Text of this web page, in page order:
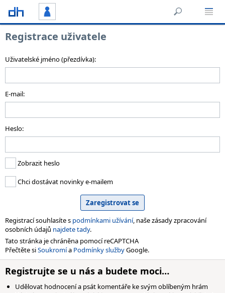
Registrace uživatele
Uživatelské jméno (přezdívka):
E-mail:
Heslo:
Zobrazit heslo
Chci dostávat novinky e-mailem
Registrací souhlasíte s podmínkami užívání, naše zásady zpracování
osobních údajů najdete tady.
Tato stránka je chráněna pomocí reCAPTCHA
Přečtěte siSoukromía Podmínky službyGoogle.
Registrujte se u nás a budete moci…
Udělovat hodnocení a psát komentáře ke svým oblíbeným hrám